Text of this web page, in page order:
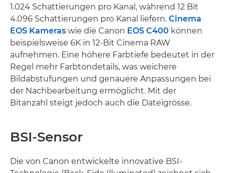
1.024 Schattierungen pro Kanal, während 12 Bit
4.096 Schattierungen pro Kanal liefern. Cinema
EOS Kameras wie die Canon EOS C400 können
beispielsweise 6K in 12-Bit Cinema RAW
aufnehmen. Eine höhere Farbtiefe bedeutet in der
Regel mehr Farbtondetails, was weichere
Bildabstufungen und genauere Anpassungen bei
der Nachbearbeitung ermöglicht. Mit der
Bitanzahl steigt jedoch auch die Dateigrösse.
BSI-Sensor
Die von Canon entwickelte innovative BSI-